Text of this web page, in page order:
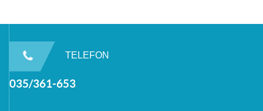
TELEFON
035/361-653